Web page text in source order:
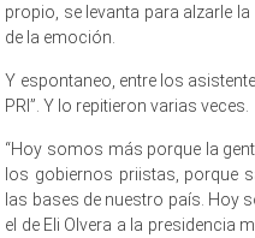
propio, se levanta para alzarle
de la emoción.
Y espontaneo, entre los
PRI”. Y lo repitieron varias veces.
“Hoy somos más porque la
los gobiernos priistas, porque
las bases de nuestro país. Hoy
el de Eli Olvera a la presidencia